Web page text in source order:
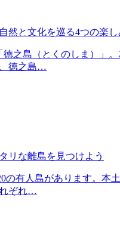
然と文化を巡る4つの楽し
之島（とくのしま）」
徳之島…
リな離島を見つけよう
の有人島があります。
ぞれ…